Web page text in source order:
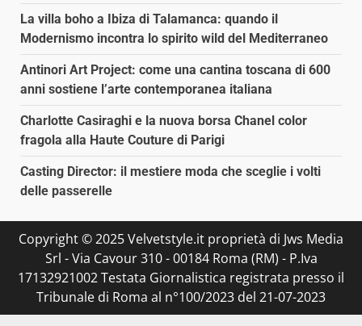
La villa boho a Ibiza di Talamanca: quando il
Modernismo incontra lo spirito wild del Mediterraneo
Antinori Art Project: come una cantina toscana di 600
anni sostiene l’arte contemporanea italiana
Charlotte Casiraghi e la nuova borsa Chanel color
fragola alla Haute Couture di Parigi
Casting Director: il mestiere moda che sceglie i volti
delle passerelle
Copyright © 2025 Velvetstyle.it proprietà di Jws Media
Srl - Via Cavour 310 - 00184 Roma (RM) - P.Iva
17132921002 Testata Giornalistica registrata presso il
Tribunale di Roma al n°100/2023 del 21-07-2023